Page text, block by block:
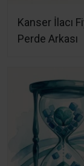
Kanser İlacı
Perde Arkası